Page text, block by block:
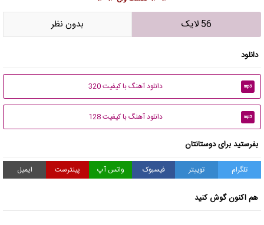
56 لایک بدون نظر
دانلود
mp3 دانلود آهنگ با کیفیت 320
mp3 دانلود آهنگ با کیفیت 128
بفرستید برای دوستانتان
تلگرام توییتر فیسبوک واتس آپ پینترست ایمیل
هم اکنون گوش کنید